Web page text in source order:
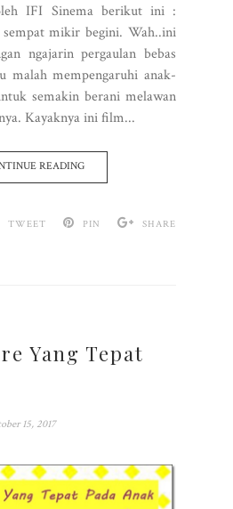
IFI Sinema berikut ini :
mikir begini. Wah..ini
ngajarin pergaulan bebas
malah mempengaruhi anak-
semakin berani melawan
Kayaknya ini film...
READING
TWEET PIN SHARE
Yang Tepat
15, 2017